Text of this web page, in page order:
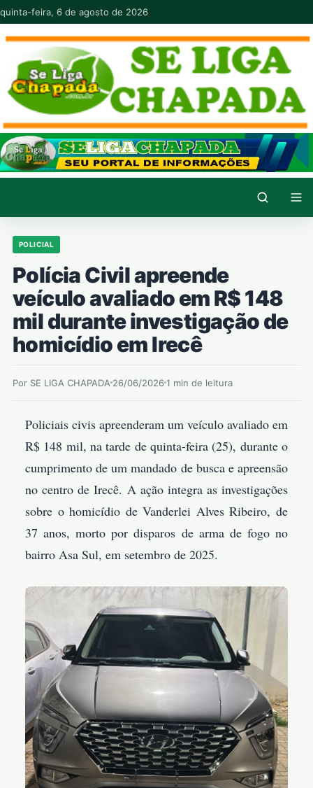
Pular para o conteúdo
quinta-feira, 6 de agosto de 2026
POLICIAL
Polícia Civil apreende
veículo avaliado em R$ 148
mil durante investigação de
homicídio em Irecê
Por SE LIGA CHAPADA 26/06/20261 min de leitura
Policiais civis apreenderam um veículo avaliado em
R$ 148 mil, na tarde de quinta-feira (25), durante o
cumprimento de um mandado de busca e apreensão
no centro de Irecê. A ação integra as investigações
sobre o homicídio de Vanderlei Alves Ribeiro, de
37 anos, morto por disparos de arma de fogo no
bairro Asa Sul, em setembro de 2025.